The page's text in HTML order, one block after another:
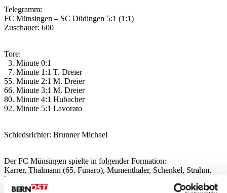
Telegramm:
FC Münsingen – SC Düdingen 5:1 (1:1)
Zuschauer: 600
Tore:
3. Minute 0:1
7. Minute 1:1 T. Dreier
55. Minute 2:1 M. Dreier
66. Minute 3:1 M. Dreier
80. Minute 4:1 Hubacher
92. Minute 5:1 Lavorato
Schiedsrichter: Brunner Michael
Der FC Münsingen spielte in folgender Formation:
Karrer, Thalmann (65. Funaro), Mumenthaler, Schenkel, Strahm,
Murina, M.Dreier, Hubacher, Christen (69. Rothen), Lavorato, T.
Dreier (78. Hauswirth)